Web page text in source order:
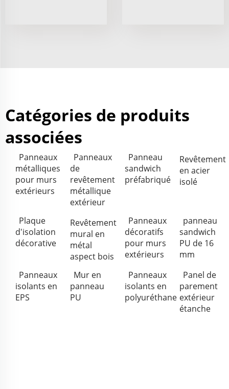
Catégories de produits
associées
Panneaux
métalliques
pour murs
extérieurs
Panneaux
de
revêtement
métallique
extérieur
Panneau
sandwich
préfabriqué
Revêtement
en acier
isolé
Plaque
d'isolation
décorative
Revêtement
mural en
métal
aspect bois
Panneaux
décoratifs
pour murs
extérieurs
panneau
sandwich
PU de 16
mm
Panneaux
isolants en
EPS
Mur en
panneau
PU
Panneaux
isolants en
polyuréthane
Panel de
parement
extérieur
étanche